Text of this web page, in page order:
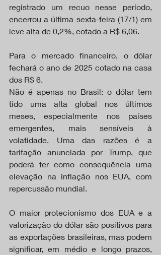
registrado um recuo nesse período,
encerrou a última sexta-feira (17/1) em
leve alta de 0,2%, cotado a R$ 6,06.
Para o mercado financeiro, o dólar
fechará o ano de 2025 cotado na casa
dos R$ 6.
Não é apenas no Brasil: o dólar tem
tido uma alta global nos últimos
meses, especialmente nos países
emergentes, mais sensíveis à
volatidade. Uma das razões é a
tarifação anunciada por Trump, que
poderá ter como consequência uma
elevação na inflação nos EUA, com
repercussão mundial.
O maior protecionismo dos EUA e a
valorização do dólar são positivos para
as exportações brasileiras, mas podem
significar, em médio e longo prazos,